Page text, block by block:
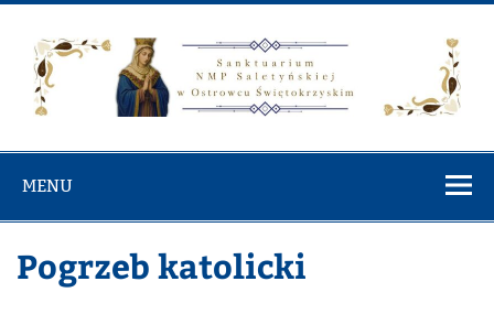
Skip
content
Sanktuarium
Saletyńskiej
Ostrowcu
Saletyńskiej w Ostrowcu Świętokrzyskim
MENU
Pogrzeb katolicki